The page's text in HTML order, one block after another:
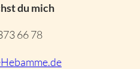
du mich
66 78